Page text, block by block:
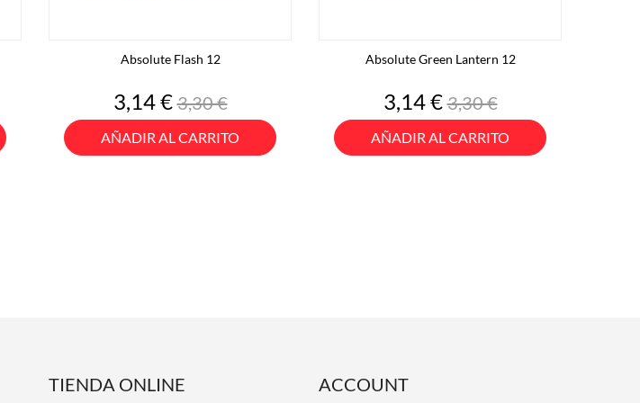
Absolute Flash 12
Precio
3,14 €Precio
base
3,30 €
AÑADIR AL CARRITO
Absolute Green Lantern 12
Precio
3,14 €Precio
base
3,30 €
AÑADIR AL CARRITO
TIENDA ONLINE ACCOUNT